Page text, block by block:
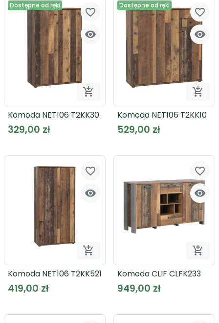
Dostępne od ręki


Dodaj do koszyka
favorite_border
Komoda NET106 T2KK30
329,00 zł
Dostępne od ręki


favorite_border
Komoda NET106 T2KK10
529,00 zł


Dodaj do koszyka
favorite_border
Komoda NET106 T2KK521
419,00 zł


favorite_border
Komoda CLIF CLFK233
949,00 zł